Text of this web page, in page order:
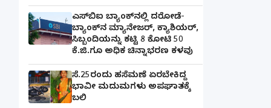
ಎಸ್‌ಬಿಐ ಬ್ಯಾಂಕ್‌ನಲ್ಲಿ‌ ದರೋಡೆ-
ಬ್ಯಾಂಕ್​ನ ಮ್ಯಾನೇಜರ್‌, ಕ್ಯಾಶಿಯರ್‌,
ಸಿಬ್ಬಂದಿಯನ್ನು ಕಟ್ಟಿ 8 ಕೋಟಿ 50
ಕೆ.ಜಿ.ಗೂ ಅಧಿಕ ಚಿನ್ನಾಭರಣ ಕಳವು
ಸೆ.25ರಂದು ಹಸೆಮಣೆ ಏರಬೇಕಿದ್ದ
ಭಾವೀ ಮದುಮಗಳು ಅಪಘಾತಕ್ಕೆ
ಬಲಿ